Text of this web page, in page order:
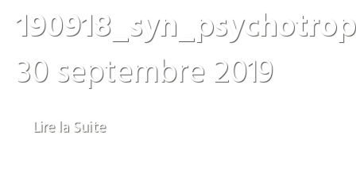
30 septembre 2019
Lire la Suite